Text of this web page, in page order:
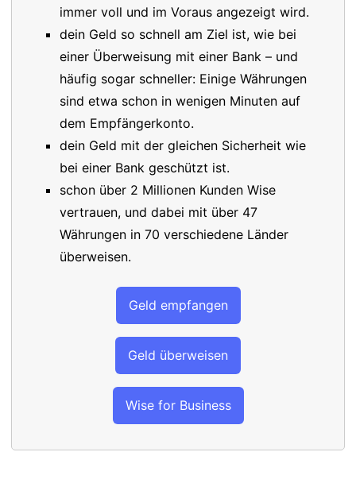
immer voll und im Voraus angezeigt wird.
dein Geld so schnell am Ziel ist, wie bei
einer Überweisung mit einer Bank – und
häufig sogar schneller: Einige Währungen
sind etwa schon in wenigen Minuten auf
dem Empfängerkonto.
dein Geld mit der gleichen Sicherheit wie
bei einer Bank geschützt ist.
schon über 2 Millionen Kunden Wise
vertrauen, und dabei mit über 47
Währungen in 70 verschiedene Länder
überweisen.
Geld empfangen
Geld überweisen
Wise for Business